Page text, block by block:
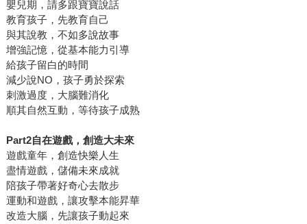
嬰兒期，請多跟寶寶說話
教育孩子，先教育自己
與其說教，不如多說故事
增強記憶，從基本能力引導
給孩子留白的時間
減少說NO，孩子勇於探索
刺激過度，大腦難消化
順其自然互動，等待孩子成熟
Part2自在遊戲，創造大未來
遊戲童年，創造快樂人生
盡情遊戲，儲備未來成就
陪孩子帶著好奇心去散步
運動和遊戲，讓攻擊本能昇華
改造大腦，先讓孩子動起來